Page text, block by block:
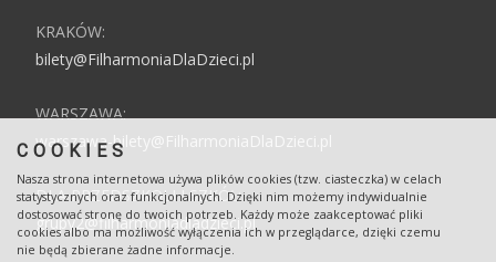
COOKIES
Nasza strona internetowa używa plików cookies (tzw. ciasteczka) w celach
statystycznych oraz funkcjonalnych. Dzięki nim możemy indywidualnie
dostosować stronę do twoich potrzeb. Każdy może zaakceptować pliki
cookies albo ma możliwość wyłączenia ich w przeglądarce, dzięki czemu
nie będą zbierane żadne informacje.
KRAKÓW:
bilety@FilharmoniaDlaDzieci.pl
WARSZAWA:
warszawa-bilety@FilharmoniaDlaDzieci.pl
DLA PRZEDSZKOLI I SZKÓŁ:
grupy2@filharmoniadladzieci.pl